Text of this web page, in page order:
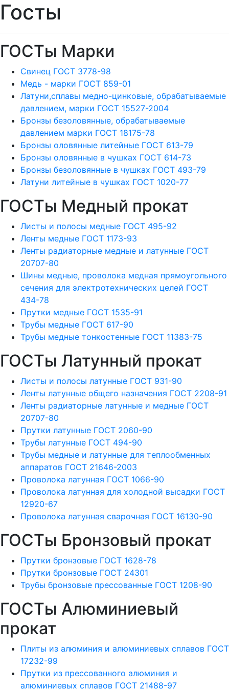
Госты
ГОСТы Марки
Свинец ГОСТ 3778-98
Медь - марки ГОСТ 859-01
Латуни,сплавы медно-цинковые, обрабатываемые
давлением, марки ГОСТ 15527-2004
Бронзы безоловянные, обрабатываемые
давлением марки ГОСТ 18175-78
Бронзы оловянные литейные ГОСТ 613-79
Бронзы оловянные в чушках ГОСТ 614-73
Бронзы безоловянные в чушках ГОСТ 493-79
Латуни литейные в чушках ГОСТ 1020-77
ГОСТы Медный прокат
Листы и полосы медные ГОСТ 495-92
Ленты медные ГОСТ 1173-93
Ленты радиаторные медные и латунные ГОСТ
20707-80
Шины медные, проволока медная прямоугольного
сечения для электротехнических целей ГОСТ
434-78
Прутки медные ГОСТ 1535-91
Трубы медные ГОСТ 617-90
Трубы медные тонкостенные ГОСТ 11383-75
ГОСТы Латунный прокат
Листы и полосы латунные ГОСТ 931-90
Ленты латунные общего назначения ГОСТ 2208-91
Ленты радиаторные латунные и медные ГОСТ
20707-80
Прутки латунные ГОСТ 2060-90
Трубы латунные ГОСТ 494-90
Трубы медные и латунные для теплообменных
аппаратов ГОСТ 21646-2003
Проволока латунная ГОСТ 1066-90
Проволока латунная для холодной высадки ГОСТ
12920-67
Проволока латунная сварочная ГОСТ 16130-90
ГОСТы Бронзовый прокат
Прутки бронзовые ГОСТ 1628-78
Прутки бронзовые ГОСТ 24301
Трубы бронзовые прессованные ГОСТ 1208-90
ГОСТы Алюминиевый
прокат
Плиты из алюминия и алюминиевых сплавов ГОСТ
17232-99
Прутки из прессованного алюминия и
алюминиевых сплавов ГОСТ 21488-97